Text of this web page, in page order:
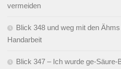
vermeiden
Blick 348 und weg mit den
Handarbeit
Blick 347 – Ich wurde ge-